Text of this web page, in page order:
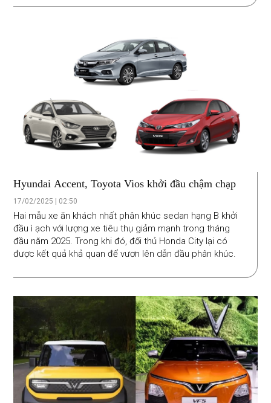
Hyundai Accent, Toyota Vios khởi đầu chậm chạp
17/02/2025 | 02:50
Hai mẫu xe ăn khách nhất phân khúc sedan hạng B khởi
đầu ì ạch với lượng xe tiêu thụ giảm mạnh trong tháng
đầu năm 2025. Trong khi đó, đối thủ Honda City lại có
được kết quả khả quan để vươn lên dẫn đầu phân khúc.